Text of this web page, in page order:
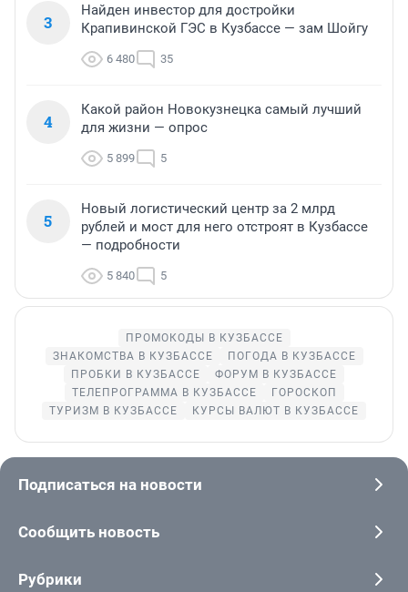
3
Найден инвестор для достройки
Крапивинской ГЭС в Кузбассе — зам Шойгу
6 480 35
4
Какой район Новокузнецка самый лучший
для жизни — опрос
5 899 5
5
Новый логистический центр за 2 млрд
рублей и мост для него отстроят в Кузбассе
— подробности
5 840 5
ПРОМОКОДЫ В КУЗБАССЕ
ЗНАКОМСТВА В КУЗБАССЕ
ПОГОДА В КУЗБАССЕ
ПРОБКИ В КУЗБАССЕ
ФОРУМ В КУЗБАССЕ
ТЕЛЕПРОГРАММА В КУЗБАССЕ
ГОРОСКОП
ТУРИЗМ В КУЗБАССЕ
КУРСЫ ВАЛЮТ В КУЗБАССЕ
Подписаться на новости
Сообщить новость
Рубрики